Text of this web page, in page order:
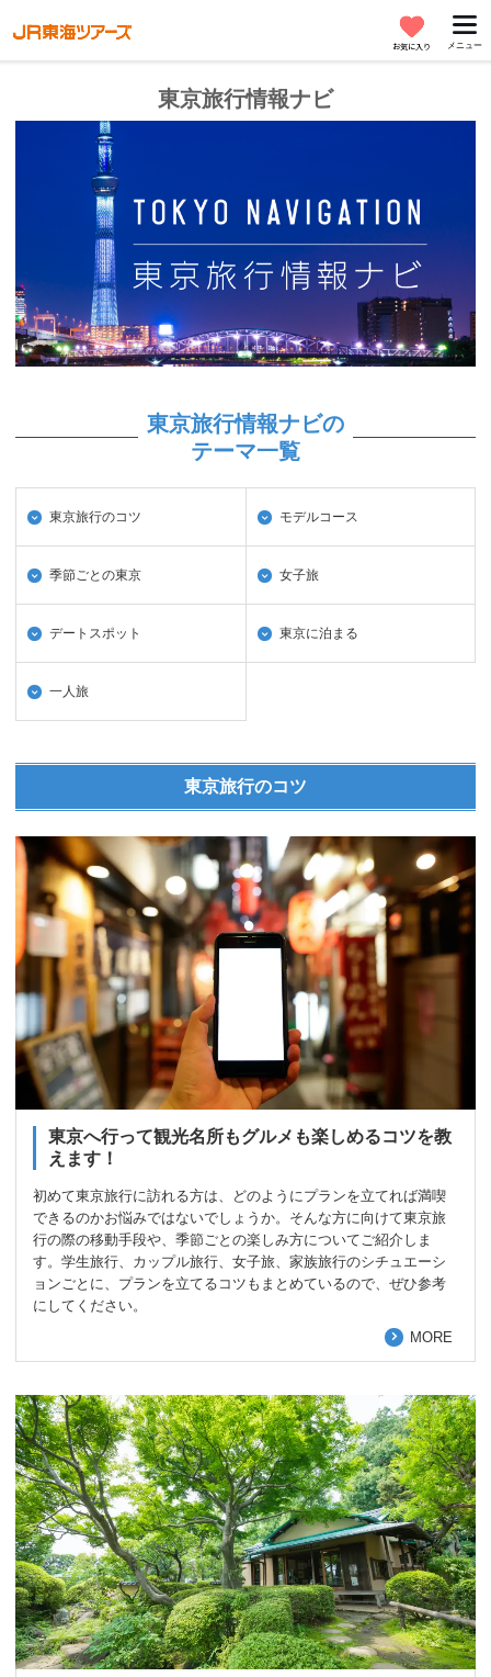
お気に入り メニュー
東京旅行情報ナビ
東京旅行情報ナビの
テーマ一覧
東京旅行のコツ モデルコース
季節ごとの東京 女子旅
デートスポット 東京に泊まる
一人旅
東京旅行のコツ
東京へ行って観光名所もグルメも楽しめるコツを教
えます！
初めて東京旅行に訪れる方は、どのようにプランを立てれば満喫
できるのかお悩みではないでしょうか。そんな方に向けて東京旅
行の際の移動手段や、季節ごとの楽しみ方についてご紹介しま
す。学生旅行、カップル旅行、女子旅、家族旅行のシチュエーシ
ョンごとに、プランを立てるコツもまとめているので、ぜひ参考
にしてください。
MORE